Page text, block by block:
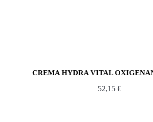
CREMA HYDRA VITAL
52,15 €